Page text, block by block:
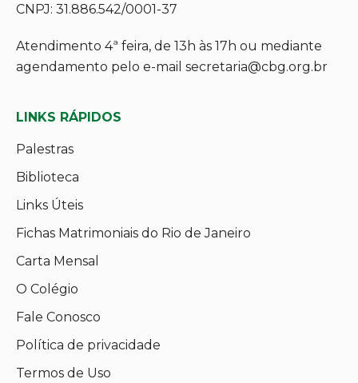
CNPJ: 31.886.542/0001-37
Atendimento 4ª feira, de 13h às 17h ou mediante
agendamento pelo e-mail secretaria@cbg.org.br
LINKS RÁPIDOS
Palestras
Biblioteca
Links Úteis
Fichas Matrimoniais do Rio de Janeiro
Carta Mensal
O Colégio
Fale Conosco
Política de privacidade
Termos de Uso